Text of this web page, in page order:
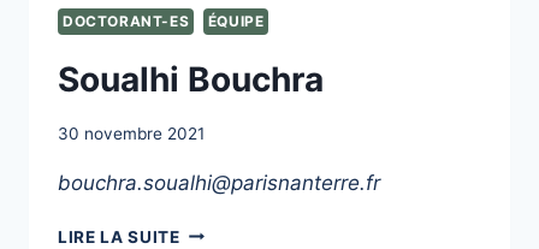
DOCTORANT-ES ÉQUIPE
Soualhi Bouchra
30 novembre 2021
bouchra.soualhi@parisnanterre.fr
LIRE LA SUITESOUALHI